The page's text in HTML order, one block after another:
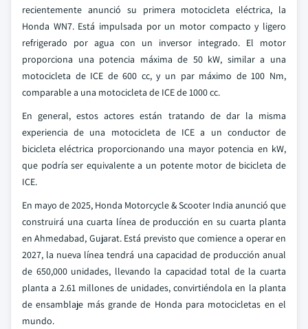
recientemente anunció su primera motocicleta eléctrica, la
Honda WN7. Está impulsada por un motor compacto y ligero
refrigerado por agua con un inversor integrado. El motor
proporciona una potencia máxima de 50 kW, similar a una
motocicleta de ICE de 600 cc, y un par máximo de 100 Nm,
comparable a una motocicleta de ICE de 1000 cc.
En general, estos actores están tratando de dar la misma
experiencia de una motocicleta de ICE a un conductor de
bicicleta eléctrica proporcionando una mayor potencia en kW,
que podría ser equivalente a un potente motor de bicicleta de
ICE.
En mayo de 2025, Honda Motorcycle & Scooter India anunció que
construirá una cuarta línea de producción en su cuarta planta
en Ahmedabad, Gujarat. Está previsto que comience a operar en
2027, la nueva línea tendrá una capacidad de producción anual
de 650,000 unidades, llevando la capacidad total de la cuarta
planta a 2.61 millones de unidades, convirtiéndola en la planta
de ensamblaje más grande de Honda para motocicletas en el
mundo.